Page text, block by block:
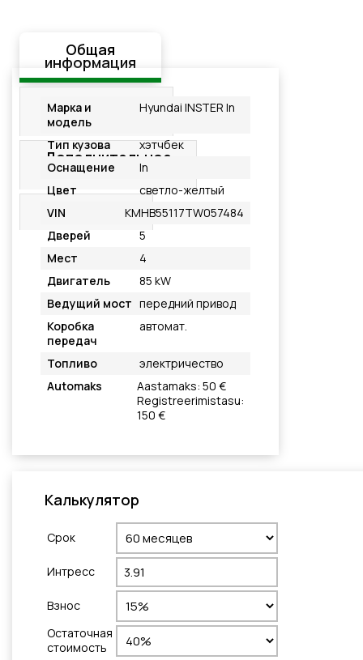
Общая
информация
Стандартная
комплектация
Дополнительное
оснащение
Подробнее
Марка и
модель
Hyundai INSTER In
Тип кузова
хэтчбек
Оснащение
In
Цвет
светло-желтый
VIN
KMHB55117TW057484
Дверей
5
Мест
4
Двигатель
85 kW
Ведущий мост передний привод
Коробка
передач
автомат.
Топливо
электричество
Automaks
Aastamaks: 50 €
Registreerimistasu:
150 €
Калькулятор
Cрок
Интресс
Взнос
Остаточная
стоимость